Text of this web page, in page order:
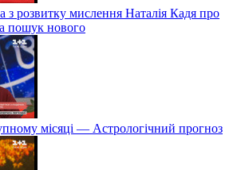
з розвитку мислення Наталія Кадя про
пошук нового
місяці — Астрологічний прогноз